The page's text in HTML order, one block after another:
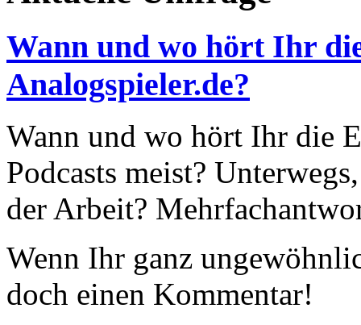
Wann und wo hört Ihr
Analogspieler.de?
Wann und wo hört Ihr die
Podcasts meist?
der Arbeit?
Wenn Ihr ganz
doch einen Kommentar!